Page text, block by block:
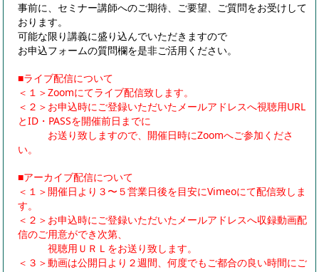
事前に、セミナー講師へのご期待、ご要望、ご質問をお受けして
おります。
可能な限り講義に盛り込んでいただきますので
お申込フォームの質問欄を是非ご活用ください。
■ライブ配信について
＜１＞Zoomにてライブ配信致します。
＜２＞お申込時にご登録いただいたメールアドレスへ視聴用URL
とID・PASSを開催前日までに
お送り致しますので、開催日時にZoomへご参加くださ
い。
■アーカイブ配信について
＜１＞開催日より３〜５営業日後を目安にVimeoにて配信致しま
す。
＜２＞お申込時にご登録いただいたメールアドレスへ収録動画配
信のご用意ができ次第、
視聴用ＵＲＬをお送り致します。
＜３＞動画は公開日より２週間、何度でもご都合の良い時間にご